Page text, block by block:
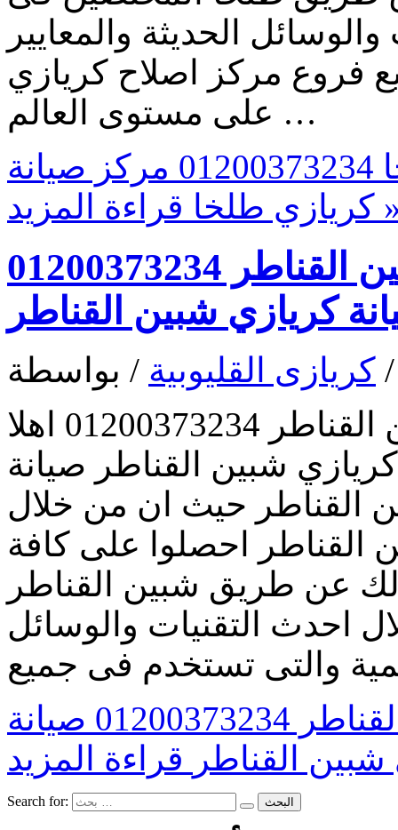
الحديثة والمعايير
فروع مركز اصلاح كريازي
على مستوى العالم …
ر قم توكيل صيانة كريازي طلخا 01200373234 مركز صيانة
كريازي طلخا »
رقم مركز صيانة كريازي شبين القناطر 01200373234
كريازي شبين القناطر
/ كريازى القليوبية / بواسطة
رقم مركز صيانة كريازي شبين القناطر 01200373234 اهلا
شبين القناطر صيانة
القناطر حيث ان من خلال
القناطر احصلوا على كافة
عن طريق شبين القناطر
احدث التقنيات والوسائل
رقم مركز صيانة كريازي شبين القناطر 01200373234 صيانة
القناطر
Search for: